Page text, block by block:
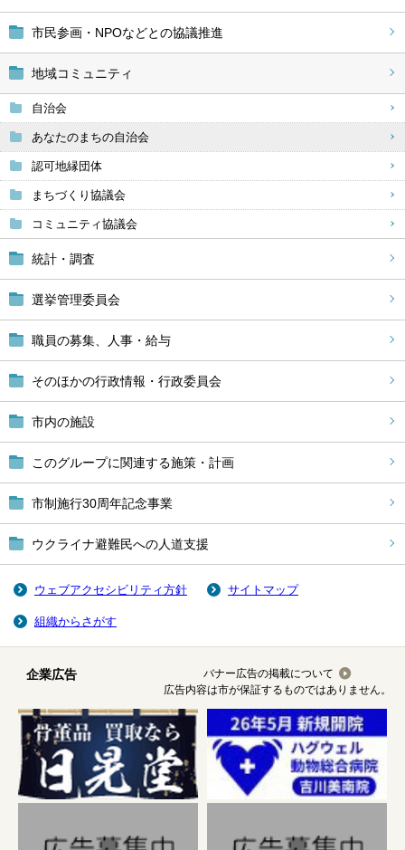
市民参画・NPOなどとの協議推進
地域コミュニティ
自治会
あなたのまちの自治会
認可地縁団体
まちづくり協議会
コミュニティ協議会
統計・調査
選挙管理委員会
職員の募集、人事・給与
そのほかの行政情報・行政委員会
市内の施設
このグループに関連する施策・計画
市制施行30周年記念事業
ウクライナ避難民への人道支援
ウェブアクセシビリティ方針 サイトマップ
組織からさがす
企業広告
バナー広告の掲載について
広告内容は市が保証するものではありません。